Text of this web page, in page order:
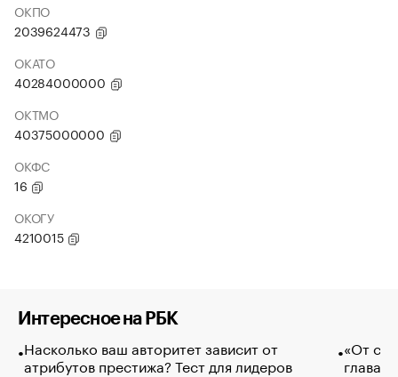
ОКПО
2039624473
ОКАТО
40284000000
ОКТМО
40375000000
ОКФС
16
ОКОГУ
4210015
Интересное на РБК
Насколько ваш авторитет зависит от
атрибутов престижа? Тест для лидеров
«От
глава